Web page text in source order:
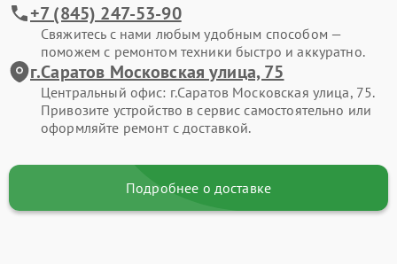
+7 (845) 247-53-90
Свяжитесь с нами любым удобным способом —
поможем с ремонтом техники быстро и аккуратно.
г.Саратов Московская улица, 75
Центральный офис: г.Саратов Московская улица, 75.
Привозите устройство в сервис самостоятельно или
оформляйте ремонт с доставкой.
Подробнее о доставке